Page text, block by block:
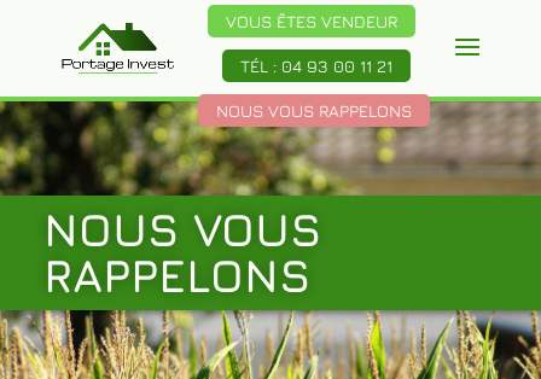
NOUS VOUS
RAPPELONS
VOUS ÊTES VENDEUR
TÉL : 04 93 00 11 21
NOUS VOUS RAPPELONS